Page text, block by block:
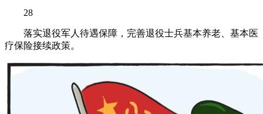
28
落实退役军人待遇保障，完善退役士兵基本养老、基本医
疗保险接续政策。